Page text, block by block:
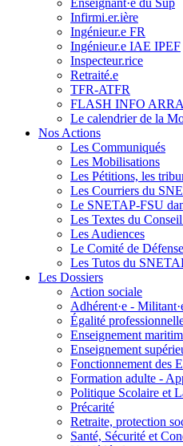
Infirmi.er.ière
Ingénieur.e FR
Ingénieur.e IAE IPEF
Inspecteur.rice
Retraité.e
TFR-ATFR
FLASH INFO
Le calendrier de la
Nos Actions
Les Communiqués
Les Mobilisations
Les Pétitions, les
Les Courriers du
Le SNETAP-FSU
Les Textes du
Les Audiences
Le Comité de
Les Tutos du
Les Dossiers
Action sociale
Adhérent·e -
Égalité
Enseignement
Enseignement
Fonctionnement des
Formation adulte -
Politique Scolaire et
Précarité
Retraite, protection
Santé, Sécurité et